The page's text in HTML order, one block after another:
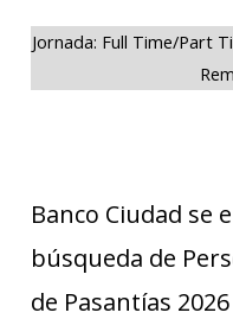
Jornada: Full Time/Part
Banco Ciudad se
búsqueda de
de Pasantías 2026